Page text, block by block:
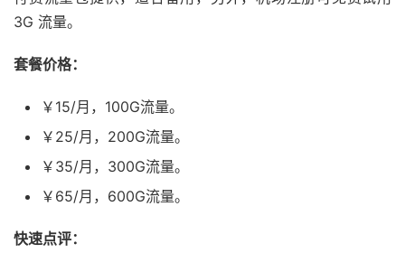
3G 流量。
套餐价格：
￥15/月，100G流量。
￥25/月，200G流量。
￥35/月，300G流量。
￥65/月，600G流量。
快速点评：